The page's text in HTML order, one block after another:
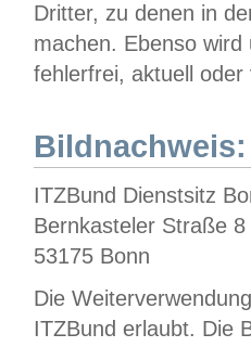
Dritter, zu denen in
machen. Ebenso
fehlerfrei, aktuell oder
Bildnachweis:
ITZBund Dienstsitz
Bernkasteler Straße 8
53175 Bonn
Die
ITZBund erlaubt. Die